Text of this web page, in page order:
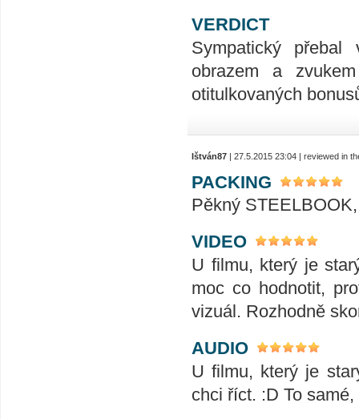
VERDICT
Sympatický
obrazem a
otitulkovaných
Ištván87 | 27.5.2015 23:04 | reviewed in
PACKING
Pěkný
VIDEO
U filmu, který je
moc co hodnotit,
vizuál. Rozhodně
AUDIO
U filmu, který je
chci říct. :D To